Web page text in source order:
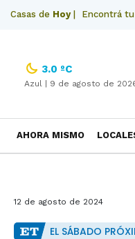
Casas de Hoy| Encontrá
3.0 ºC
Azul | 9 de agosto de
AHORA MISMO
12 de agosto de 2024
EL SÁBADO